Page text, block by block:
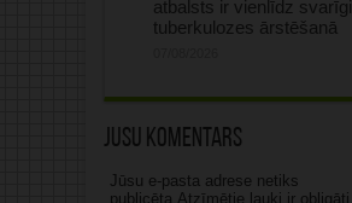
atbalsts ir vienlīdz svarīgi
tuberkulozes ārstēšanā
Jūsu komentārs
Jūsu e-pasta adrese netiks
publicēta.Atzīmētie lauki ir obligāti